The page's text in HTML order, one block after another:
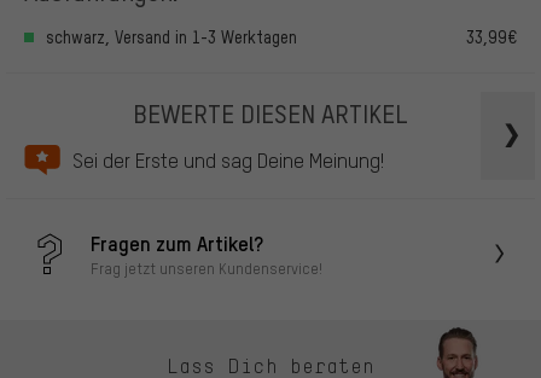
schwarz, Versand in 1-3 Werktagen 33,99€
BEWERTE DIESEN ARTIKEL
Sei der Erste und sag Deine Meinung!
Fragen zum Artikel?
Frag jetzt unseren Kundenservice!
Lass Dich beraten